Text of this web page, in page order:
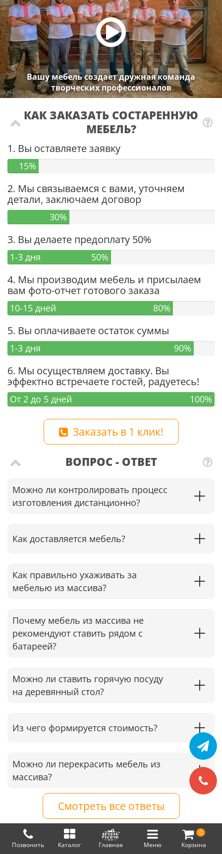
Меню
Позвонить Каталог Главная
0
Корзина
Вашу мебель создает дружная команда
творческих профессионалов
КАК ЗАКАЗАТЬ СОСТАРЕННУЮ
МЕБЕЛЬ?
1. Вы оставляете заявку
15%
2. Мы связываемся с вами, уточняем
детали, заключаем договор
30%
3. Вы делаете предоплату 50%
1-3 дня 50%
4. Мы производим мебель и присылаем
вам фото-отчет готового заказа
10-15 дней 80%
5. Вы оплачиваете остаток суммы
1-3 дня 90%
6. Мы осуществляем доставку. Вы
эффектно встречаете гостей, радуетесь!
От 2 до 5 дней 100%
Заказать в 1 клик!
ВОПРОС - ОТВЕТ
Можно ли контролировать процесс
изготовления дистанционно?
Как доставляется мебель?
Как правильно ухаживать за
мебелью из массива?
Почему мебель из массива не
рекомендуют ставить рядом с
батареей?
Можно ли ставить горячую посуду
на деревянный стол?
Из чего формируется стоимость?
Можно ли перекрасить мебель из
массива?
Смотреть все ответы